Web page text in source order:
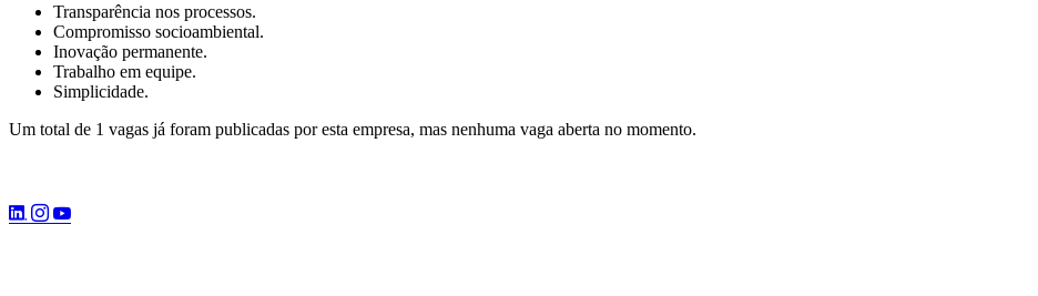
Transparência nos processos.
Compromisso socioambiental.
Inovação permanente.
Trabalho em equipe.
Simplicidade.
Um total de 1 vagas já foram publicadas por esta empresa, mas nenhuma vaga aberta no momento.